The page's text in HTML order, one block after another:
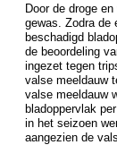
Door de droge
gewas. Zodra de
beschadigd
de beoordeling
ingezet tegen
valse meeldauw
valse meeldauw
bladoppervlak
in het seizoen
aangezien de